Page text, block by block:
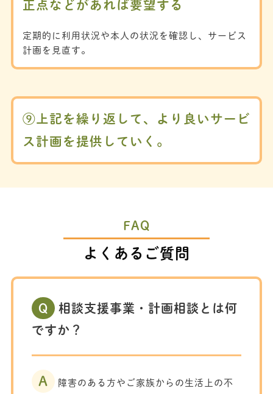
正点などがあれば要望する
定期的に利用状況や本人の状況を確認し、サービス
計画を見直す。
⑨上記を繰り返して、より良いサービ
ス計画を提供していく。
FAQ
よくあるご質問
Q
相談支援事業・計画相談とは何
ですか？
A
障害のある方やご家族からの生活上の不